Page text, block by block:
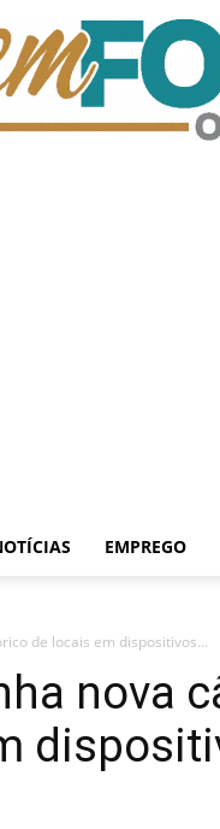
EMPREGO
de locais em dispositivos...
nova